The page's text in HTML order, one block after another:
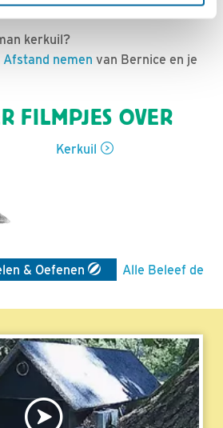
dit filmpje|
380x
kerkuil?
Afstand nemen van Bernice en je
FILMPJES OVER
Kerkuil
& Oefenen
Alle Beleef de